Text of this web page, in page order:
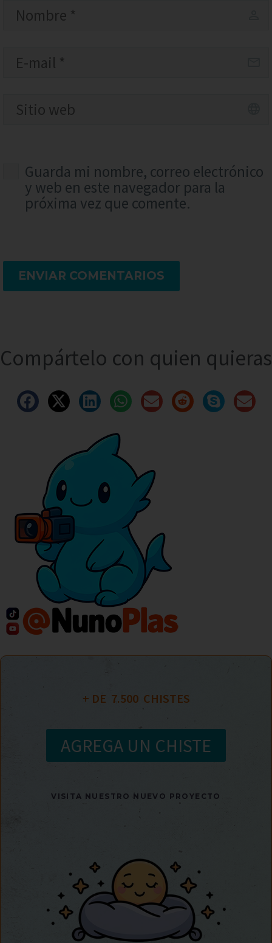
Guarda mi nombre, correo electrónico
y web en este navegador para la
próxima vez que comente.
ENVIAR COMENTARIOS
Compártelo con quien quieras
+ DE 7.500
  CHISTES
AGREGA UN CHISTE
VISITA NUESTRO NUEVO PROYECTO